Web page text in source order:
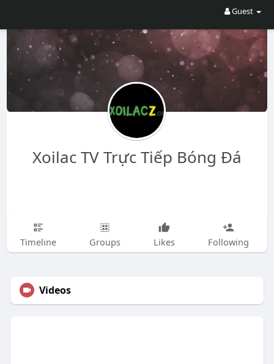
Guest
Xoilac TV Trực Tiếp Bóng Đá
Timeline Groups Likes Following
Videos